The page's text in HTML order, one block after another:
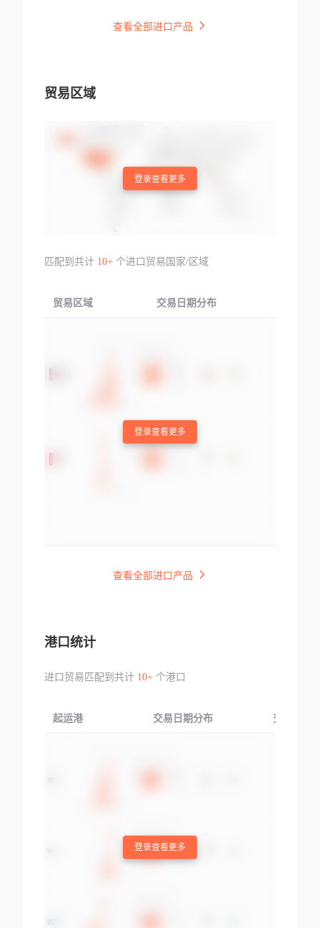
查看全部进口产品
贸易区域
登录查看更多
匹配到共计 10+个进口贸易国家/区域
贸易区域 交易日期分布
登录查看更多
查看全部进口产品
港口统计
进口贸易匹配到共计 10+个港口
起运港 交易日期分布 交易产品
登录查看更多